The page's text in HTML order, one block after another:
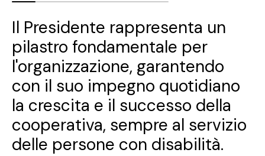
Il Presidente rappresenta un
pilastro fondamentale per
l'organizzazione, garantendo
con il suo impegno quotidiano
la crescita e il successo della
cooperativa, sempre al servizio
delle persone con disabilità.